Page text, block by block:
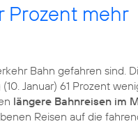
Prozent mehr
Bahn gefahren sind.
Januar) 61 Prozent
längere Bahnreisen im
Reisen auf die